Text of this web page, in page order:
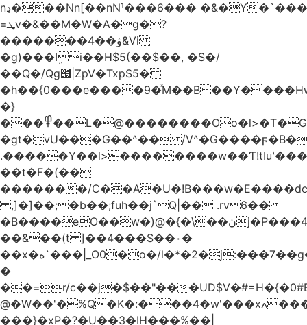
nڍ���Nn[��nN¹���6��� �&�Y�`�����-
=ܜv�&��M�W�A�g�?
�������4��ۋ&Vi
�g)���Iܹi��H$5(��$��, �S�/
��Q�/Qg՗|ZpV�TxpS5�
�h��{0���e����9�ͯM��B
�}
���߾��L�@��������Oo�l>�T�GO���p{�*�Smmn������GM���A��?
�gt�vU���G��^�� /
��t�F�(��
�������/
,]�]��;�b��;fuh��j`Q|�� .rv6��
�B����eO��w�)@�{�\��ڽj�P���4$%��ܑ
��&��(t ]��4���S��٠�
͏��x�ه`���|_O0�o�/l�*�2�j:���7��g�/
�
��=r/c��j�$��"��
@�W��'�%Q�K�:���4�w'���xߍ����r����PV��$�5�������mIz��}d���+h"SWq�w�d�w�Zas(H����qR��g�g��XNS&��9�5�Oȩ�O�
���}�xP�?�U��3�IH���%��|